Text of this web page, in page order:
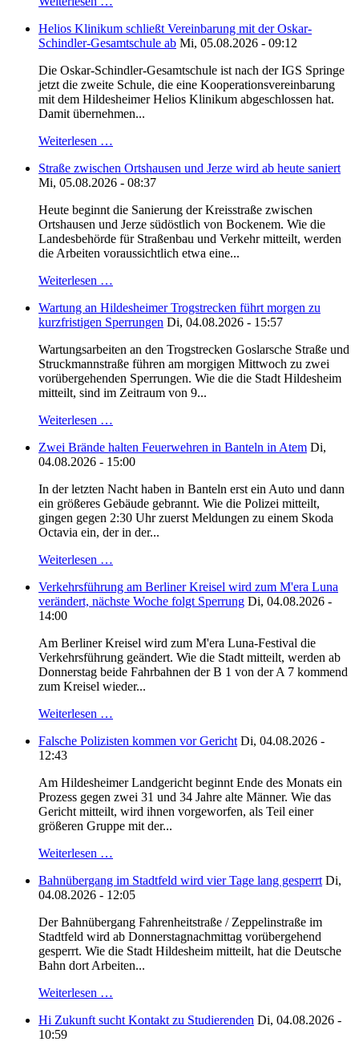
Helios Klinikum schließt Vereinbarung mit der Oskar-
Schindler-Gesamtschule ab Mi, 05.08.2026 - 09:12
Die Oskar-Schindler-Gesamtschule ist nach der IGS Springe
jetzt die zweite Schule, die eine Kooperationsvereinbarung
mit dem Hildesheimer Helios Klinikum abgeschlossen hat.
Damit übernehmen...
Weiterlesen …
Straße zwischen Ortshausen und Jerze wird ab heute saniert
Mi, 05.08.2026 - 08:37
Heute beginnt die Sanierung der Kreisstraße zwischen
Ortshausen und Jerze südöstlich von Bockenem. Wie die
Landesbehörde für Straßenbau und Verkehr mitteilt, werden
die Arbeiten voraussichtlich etwa eine...
Weiterlesen …
Wartung an Hildesheimer Trogstrecken führt morgen zu
kurzfristigen Sperrungen Di, 04.08.2026 - 15:57
Wartungsarbeiten an den Trogstrecken Goslarsche Straße und
Struckmannstraße führen am morgigen Mittwoch zu zwei
vorübergehenden Sperrungen. Wie die die Stadt Hildesheim
mitteilt, sind im Zeitraum von 9...
Weiterlesen …
Zwei Brände halten Feuerwehren in Banteln in Atem Di,
04.08.2026 - 15:00
In der letzten Nacht haben in Banteln erst ein Auto und dann
ein größeres Gebäude gebrannt. Wie die Polizei mitteilt,
gingen gegen 2:30 Uhr zuerst Meldungen zu einem Skoda
Octavia ein, der in der...
Weiterlesen …
Verkehrsführung am Berliner Kreisel wird zum M'era Luna
verändert, nächste Woche folgt Sperrung Di, 04.08.2026 -
14:00
Am Berliner Kreisel wird zum M'era Luna-Festival die
Verkehrsführung geändert. Wie die Stadt mitteilt, werden ab
Donnerstag beide Fahrbahnen der B 1 von der A 7 kommend
zum Kreisel wieder...
Weiterlesen …
Falsche Polizisten kommen vor Gericht Di, 04.08.2026 -
12:43
Am Hildesheimer Landgericht beginnt Ende des Monats ein
Prozess gegen zwei 31 und 34 Jahre alte Männer. Wie das
Gericht mitteilt, wird ihnen vorgeworfen, als Teil einer
größeren Gruppe mit der...
Weiterlesen …
Bahnübergang im Stadtfeld wird vier Tage lang gesperrt Di,
04.08.2026 - 12:05
Der Bahnübergang Fahrenheitstraße / Zeppelinstraße im
Stadtfeld wird ab Donnerstagnachmittag vorübergehend
gesperrt. Wie die Stadt Hildesheim mitteilt, hat die Deutsche
Bahn dort Arbeiten...
Weiterlesen …
Hi Zukunft sucht Kontakt zu Studierenden Di, 04.08.2026 -
10:59